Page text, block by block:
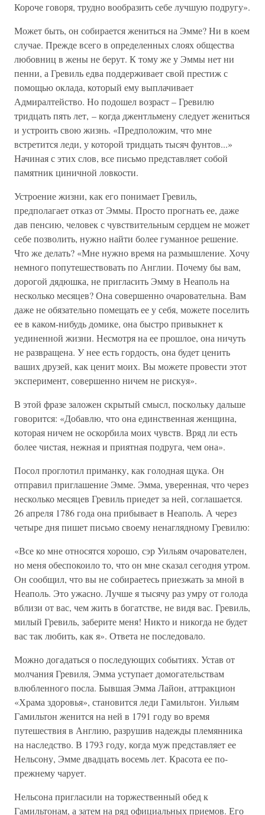
Короче говоря, трудно вообразить себе лучшую подругу».
Может быть, он собирается жениться на Эмме? Ни в коем
случае. Прежде всего в определенных слоях общества
любовниц в жены не берут. К тому же у Эммы нет ни
пенни, а Гревиль едва поддерживает свой престиж с
помощью оклада, который ему выплачивает
Адмиралтейство. Но подошел возраст – Гревилю
тридцать пять лет, – когда джентльмену следует жениться
и устроить свою жизнь. «Предположим, что мне
встретится леди, у которой тридцать тысяч фунтов...»
Начиная с этих слов, все письмо представляет собой
памятник циничной ловкости.
Устроение жизни, как его понимает Гревиль,
предполагает отказ от Эммы. Просто прогнать ее, даже
дав пенсию, человек с чувствительным сердцем не может
себе позволить, нужно найти более гуманное решение.
Что же делать? «Мне нужно время на размышление. Хочу
немного попутешествовать по Англии. Почему бы вам,
дорогой дядюшка, не пригласить Эмму в Неаполь на
несколько месяцев? Она совершенно очаровательна. Вам
даже не обязательно помещать ее у себя, можете поселить
ее в каком-нибудь домике, она быстро привыкнет к
уединенной жизни. Несмотря на ее прошлое, она ничуть
не развращена. У нее есть гордость, она будет ценить
ваших друзей, как ценит моих. Вы можете провести этот
эксперимент, совершенно ничем не рискуя».
В этой фразе заложен скрытый смысл, поскольку дальше
говорится: «Добавлю, что она единственная женщина,
которая ничем не оскорбила моих чувств. Вряд ли есть
более чистая, нежная и приятная подруга, чем она».
Посол проглотил приманку, как голодная щука. Он
отправил приглашение Эмме. Эмма, уверенная, что через
несколько месяцев Гревиль приедет за ней, соглашается.
26 апреля 1786 года она прибывает в Неаполь. А через
четыре дня пишет письмо своему ненаглядному Гревилю:
«Все ко мне относятся хорошо, сэр Уильям очарователен,
но меня обеспокоило то, что он мне сказал сегодня утром.
Он сообщил, что вы не собираетесь приезжать за мной в
Неаполь. Это ужасно. Лучше я тысячу раз умру от голода
вблизи от вас, чем жить в богатстве, не видя вас. Гревиль,
милый Гревиль, заберите меня! Никто и никогда не будет
вас так любить, как я». Ответа не последовало.
Можно догадаться о последующих событиях. Устав от
молчания Гревиля, Эмма уступает домогательствам
влюбленного посла. Бывшая Эмма Лайон, аттракцион
«Храма здоровья», становится леди Гамильтон. Уильям
Гамильтон женится на ней в 1791 году во время
путешествия в Англию, разрушив надежды племянника
на наследство. В 1793 году, когда муж представляет ее
Нельсону, Эмме двадцать восемь лет. Красота ее по-
прежнему чарует.
Нельсона пригласили на торжественный обед к
Гамильтонам, а затем на ряд официальных приемов. Его